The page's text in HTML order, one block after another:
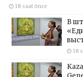
18 saat önce
В
18